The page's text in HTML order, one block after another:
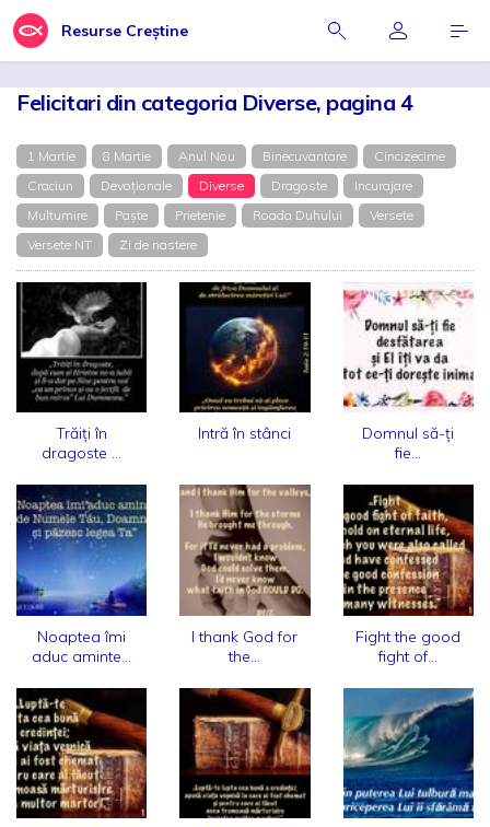
Resurse Creștine
Felicitari din categoria Diverse, pagina 4
1 Martie 8 Martie Anul Nou Binecuvantare
Cincizecime
Craciun
Devoționale Diverse Dragoste
Incurajare
Multumire
Paște Prietenie Roada Duhului
Versete
Versete NT
Zi de nastere
Trăiți în
dragoste ...
Intră în stânci
Domnul să-ți
fie...
Noaptea îmi
aduc aminte...
I thank God for
the...
Fight the good
fight of...